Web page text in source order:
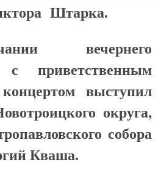
Штарка.
вечернего
с приветственным
выступил
округа,
собора
Кваша.